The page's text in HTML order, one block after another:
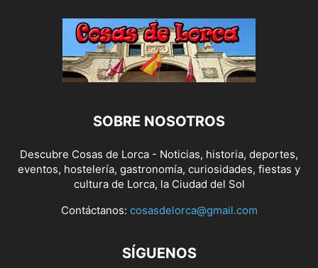
SOBRE NOSOTROS
Descubre Cosas de Lorca - Noticias, historia, deportes,
eventos, hostelería, gastronomía, curiosidades, fiestas y
cultura de Lorca, la Ciudad del Sol
Contáctanos: cosasdelorca@gmail.com
SÍGUENOS